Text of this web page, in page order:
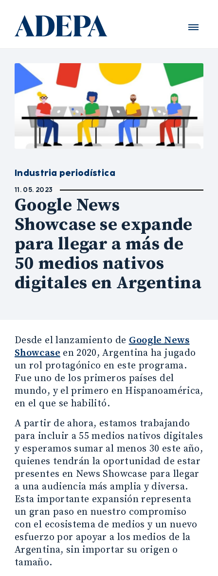
Industria periodística
11. 05. 2023
Google News
Showcase se expande
para llegar a más de
50 medios nativos
digitales en Argentina
Desde el lanzamiento deGoogle News
Showcaseen 2020, Argentina ha jugado
un rol protagónico en este programa.
Fue uno de los primeros países del
mundo, y el primero en Hispanoamérica,
en el que se habilitó.
A partir de ahora, estamos trabajando
para incluir a 55 medios nativos digitales
y esperamos sumar al menos 30 este año,
quienes tendrán la oportunidad de estar
presentes en News Showcase para llegar
a una audiencia más amplia y diversa.
Esta importante expansión representa
un gran paso en nuestro compromiso
con el ecosistema de medios y un nuevo
esfuerzo por apoyar a los medios de la
Argentina, sin importar su origen o
tamaño.